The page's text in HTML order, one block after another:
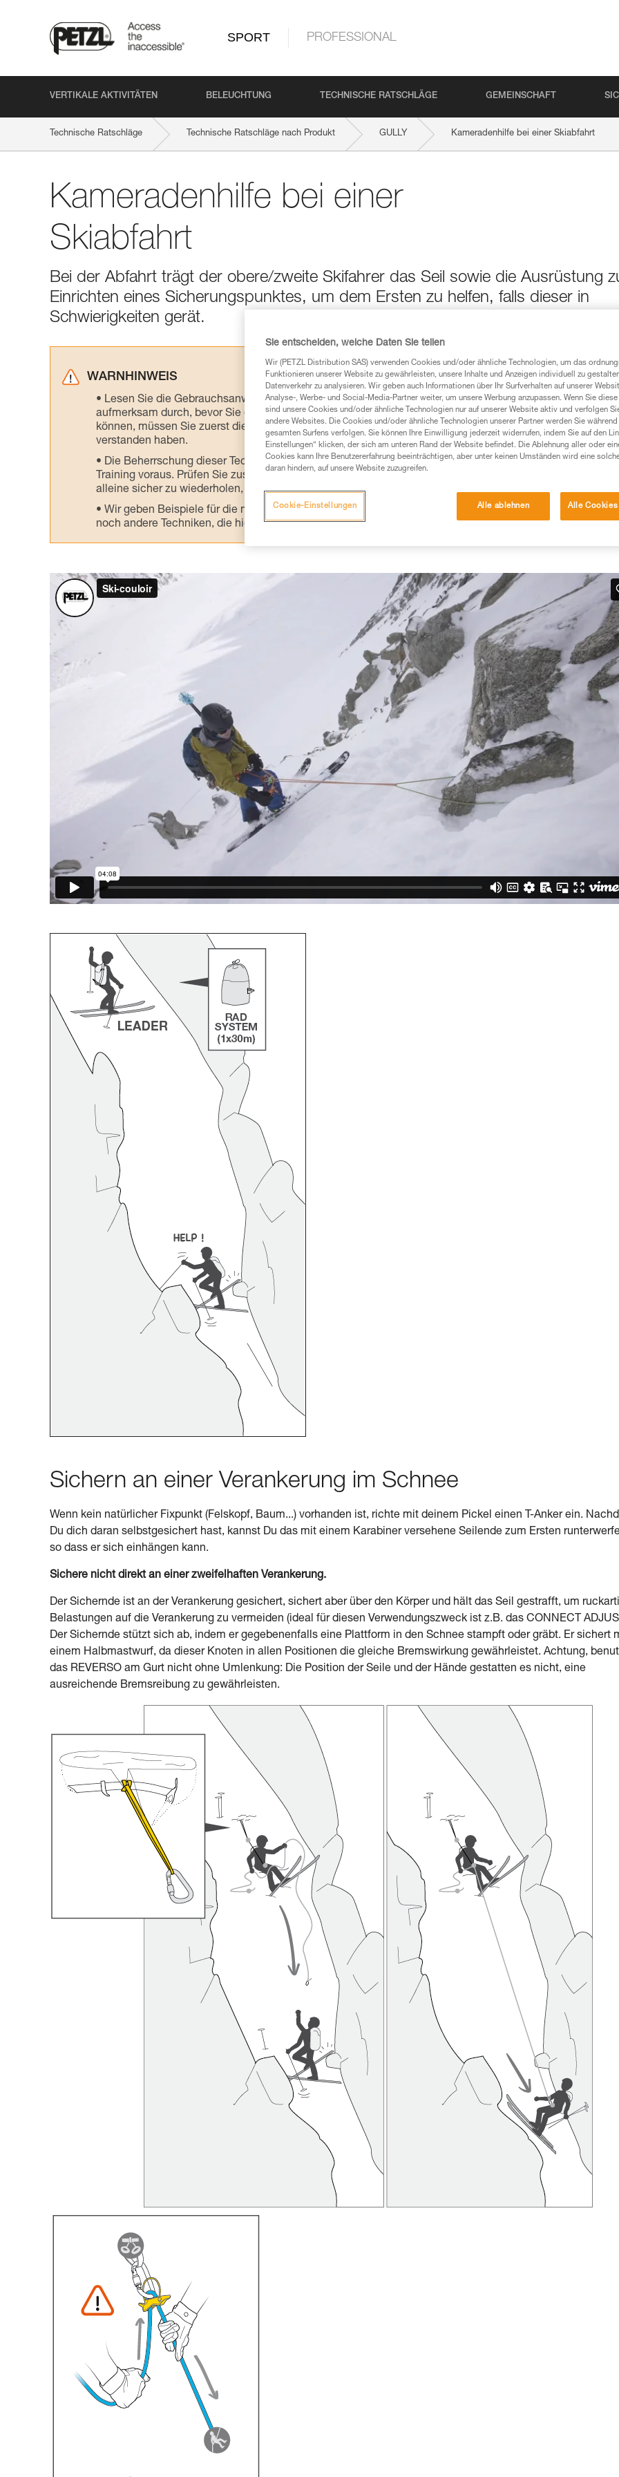
SPORT PROFESSIONAL
VERTIKALE AKTIVITÄTEN BELEUCHTUNG TECHNISCHE RATSCHLÄGE GEMEINSCHAFT
Technische Ratschläge Technische Ratschläge nach Produkt GULLY Kameradenhilfe bei einer Skiabfahrt
Kameradenhilfe bei einer
Skiabfahrt
Bei der Abfahrt trägt der obere/zweite Skifahrer das Seil sowie die Ausrüstung
Einrichten eines Sicherungspunktes, um dem Ersten zu helfen, falls dieser in
Schwierigkeiten gerät.
WARNHINWEIS
Lesen Sie die Gebrauchsanweisungen der Produkte, um die es in diesem Tech Tipp geht,
aufmerksam durch, bevor Sie diesen zu Rate ziehen. Um diese Zusatzinformationen verstehen zu
können, müssen Sie zuerst die in der Gebrauchsanweisung enthaltenen Informationen richtig
verstanden haben.
Die Beherrschung dieser Techniken setzt eine entsprechende Ausbildung und ein spezielles
Training voraus. Prüfen Sie zusammen mit einem Profi, ob Sie in der Lage sind, den Vorgang
alleine sicher zu wiederholen, bevor Sie ihn eigenständig durchführen.
Wir geben Beispiele für die mit Ihrer Aktivität verbundenen Techniken. Möglicherweise gibt es
noch andere Techniken, die hier nicht beschrieben werden.
Sichern an einer Verankerung im Schnee
Wenn kein natürlicher Fixpunkt (Felskopf, Baum...) vorhanden ist, richte mit deinem Pickel einen T-Anker ein.
Du dich daran selbstgesichert hast, kannst Du das mit einem Karabiner versehene Seilende zum Ersten
so dass er sich einhängen kann.
Sichere nicht direkt an einer zweifelhaften Verankerung.
Der Sichernde ist an der Verankerung gesichert, sichert aber über den Körper und hält das Seil gestrafft, um
Belastungen auf die Verankerung zu vermeiden (ideal für diesen Verwendungszweck ist z.B. das CONNECT
Der Sichernde stützt sich ab, indem er gegebenenfalls eine Plattform in den Schnee stampft oder gräbt. Er sichert
einem Halbmastwurf, da dieser Knoten in allen Positionen die gleiche Bremswirkung gewährleistet. Achtung,
das REVERSO am Gurt nicht ohne Umlenkung: Die Position der Seile und der Hände gestatten es nicht, eine
ausreichende Bremsreibung zu gewährleisten.
Sie entscheiden, welche Daten Sie teilen
Wir (PETZL Distribution SAS) verwenden Cookies und/oder ähnliche Technologien, um das
Funktionieren unserer Website zu gewährleisten, unsere Inhalte und Anzeigen individuell zu
Datenverkehr zu analysieren. Wir geben auch Informationen über Ihr Surfverhalten auf unserer
Analyse-, Werbe- und Social-Media-Partner weiter, um unsere Werbung anzupassen. Wenn Sie
sind unsere Cookies und/oder ähnliche Technologien nur auf unserer Website aktiv und verfolgen
andere Websites. Die Cookies und/oder ähnliche Technologien unserer Partner werden Sie während
gesamten Surfens verfolgen. Sie können Ihre Einwilligung jederzeit widerrufen, indem Sie auf den
Einstellungen“ klicken, der sich am unteren Rand der Website befindet. Die Ablehnung aller oder
Cookies kann Ihre Benutzererfahrung beeinträchtigen, aber unter keinen Umständen wird eine
daran hindern, auf unsere Website zuzugreifen.
Alle ablehnen Alle Cookies
Cookie-Einstellungen